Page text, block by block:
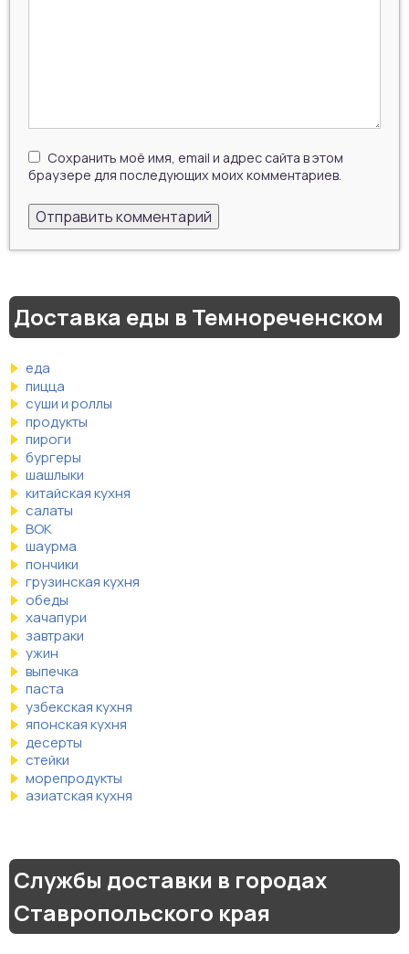
Сохранить моё имя, email и адрес сайта в этом
браузере для последующих моих комментариев.
Доставка еды в Темнореченском
еда
пицца
суши и роллы
продукты
пироги
бургеры
шашлыки
китайская кухня
салаты
ВОК
шаурма
пончики
грузинская кухня
обеды
хачапури
завтраки
ужин
выпечка
паста
узбекская кухня
японская кухня
десерты
стейки
морепродукты
азиатская кухня
Службы доставки в городах
Ставропольского края